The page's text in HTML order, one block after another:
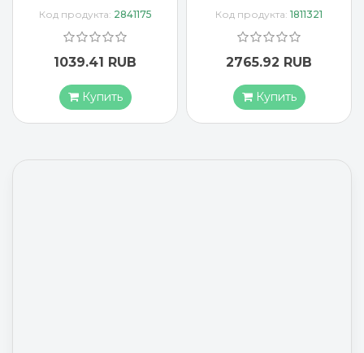
Код продукта: 2841175
1039.41 RUB
Купить
Код продукта: 1811321
2765.92 RUB
Купить